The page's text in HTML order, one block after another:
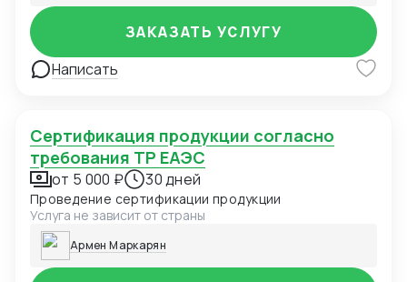
эпидемиологического благополучия населения по
единой форме.
Написать
ЗАКАЗАТЬ УСЛУГУ
Сертификация продукции согласно
требования ТР ЕАЭС
от 5 000 ₽ 30 дней
Проведение сертификации продукции
Услуга не зависит от страны
Армен Маркарян